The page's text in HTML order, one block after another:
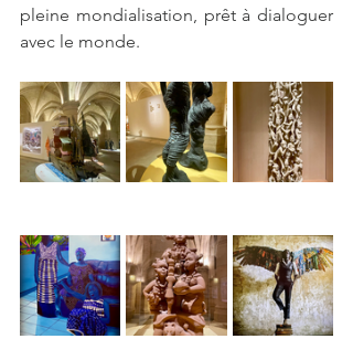
pleine mondialisation, prêt à dialoguer
avec le monde.